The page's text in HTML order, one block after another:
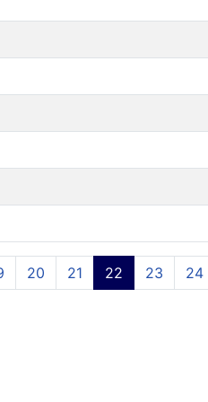
20 21 22 23 24